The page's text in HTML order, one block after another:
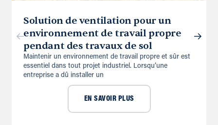
Solution de ventilation pour un
environnement de travail propre
pendant des travaux de sol
Maintenir un environnement de travail propre et sûr est
essentiel dans tout projet industriel. Lorsqu’une
entreprise a dû installer un
EN SAVOIR PLUS